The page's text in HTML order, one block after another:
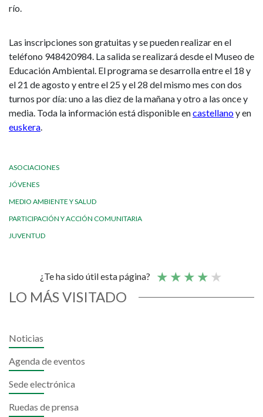
río.
Las inscripciones son gratuitas y se pueden realizar en el
teléfono 948420984. La salida se realizará desde el Museo de
Educación Ambiental. El programa se desarrolla entre el 18 y
el 21 de agosto y entre el 25 y el 28 del mismo mes con dos
turnos por día: uno a las diez de la mañana y otro a las once y
media. Toda la información está disponible encastellanoy en
euskera.
ASOCIACIONES
JÓVENES
MEDIO AMBIENTE Y SALUD
PARTICIPACIÓN Y ACCIÓN COMUNITARIA
JUVENTUD
¿Te ha sido útil esta página?
LO MÁS VISITADO
Noticias
Agenda de eventos
Sede electrónica
Ruedas de prensa